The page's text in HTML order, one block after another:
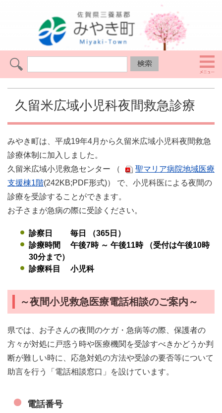
久留米広域小児科夜間救急診療
みやき町は、平成19年4月から久留米広域小児科夜間救急
診療体制に加入しました。
久留米広域小児救急センター （
聖マリア病院地域医療
支援棟1階(242KB;PDF形式)） で、小児科医による夜間の
診療を受診することができます。
お子さまが急病の際に受診ください。
診察日 毎日 （365日）
診療時間 午後7時 ～ 午後11時 （受付は午後10時
30分まで）
診療科目 小児科
～夜間小児救急医療電話相談のご案内～
県では、お子さんの夜間のケガ・急病等の際、保護者の
方々が対処に戸惑う時や医療機関を受診すべきかどうか判
断が難しい時に、応急対処の方法や受診の要否等について
助言を行う「電話相談窓口」を設けています。
電話番号